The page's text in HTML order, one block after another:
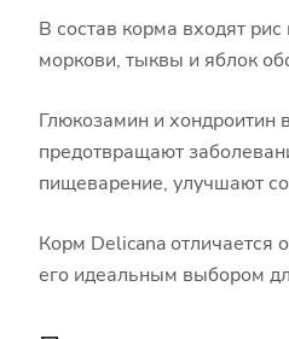
В состав корма входят
моркови, тыквы и яблок
Глюкозамин и
предотвращают
пищеварение, улучшают
Корм Delicana отличается
его идеальным выбором